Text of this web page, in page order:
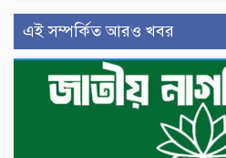
এই সম্পর্কিত আরও খবর